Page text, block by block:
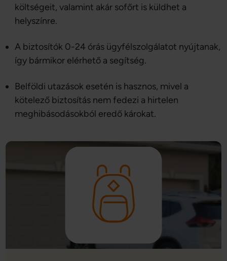
költségeit, valamint akár sofőrt is küldhet a
helyszínre.
A biztosítók 0-24 órás ügyfélszolgálatot nyújtanak,
így bármikor elérhető a segítség.
Belföldi utazások esetén is hasznos, mivel a
kötelező biztosítás nem fedezi a hirtelen
meghibásodásokból eredő károkat.